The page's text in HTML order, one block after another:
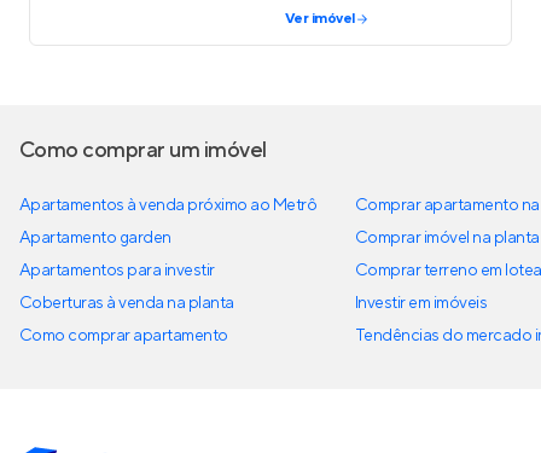
Ver imóvel
Como comprar um imóvel
Apartamentos à venda próximo ao Metrô
Apartamento garden
Apartamentos para investir
Coberturas à venda na planta
Como comprar apartamento
Comprar apartamento
Comprar imóvel na planta
Comprar terreno em
Investir em imóveis
Tendências do mercado